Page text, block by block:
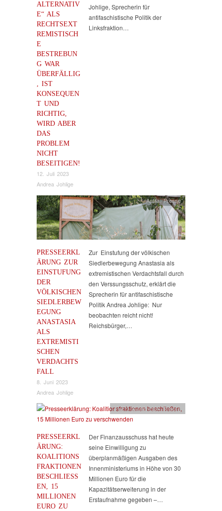
ALTERNATIV
E“ ALS
RECHTSEXT
REMISTISCH
E
BESTREBUN
G WAR
ÜBERFÄLLIG
, IST
KONSEQUEN
T UND
RICHTIG,
WIRD ABER
DAS
PROBLEM
NICHT
BESEITIGEN!
12. Juli 2023
Andrea Johlige
Johlige, Sprecherin für
antifaschistische Politik der
Linksfraktion…
PRESSEERKL
ÄRUNG ZUR
EINSTUFUNG
DER
VÖLKISCHEN
SIEDLERBEW
EGUNG
ANASTASIA
ALS
EXTREMISTI
SCHEN
VERDACHTS
FALL
8. Juni 2023
Andrea Johlige
Antifa,Presse
Zur Einstufung der völkischen
Siedlerbewegung Anastasia als
extremistischen Verdachtsfall durch
den Verssungsschutz, erklärt die
Sprecherin für antifaschistische
Politik Andrea Johlige: Nur
beobachten reicht nicht!
Reichsbürger,…
PRESSEERKL
ÄRUNG:
KOALITIONS
FRAKTIONEN
BESCHLIESSE
N, 15 M
ILLIONEN E
URO ZU V
Flucht & Migration,Presse
Der Finanzausschuss hat heute
seine Einwilligung zu
überplanmäßigen Ausgaben des
Innenministeriums in Höhe von 30
Millionen Euro für die
Kapazitätserweiterung in der
Erstaufnahme gegeben –…